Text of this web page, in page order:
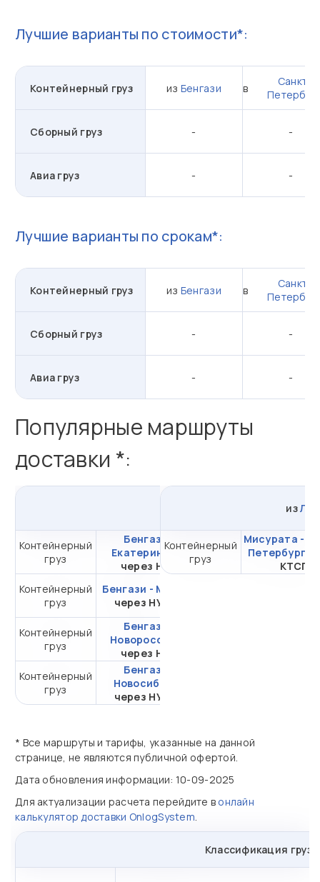
Лучшие варианты по стоимости*:
Контейнерный груз из Бенгази в
Санкт-
Сборный груз - -
Авиа груз - -
Лучшие варианты по срокам*:
Контейнерный груз из Бенгази в
Санкт-
Сборный груз - -
Авиа груз - -
Популярные маршруты
доставки *:
Контейнерный
груз
Бенгази -
Екатеринбург
через НЛЭ
от 616 913,51 ₽ за
20DC
Контейнерный
груз
Бенгази - Москва
через НУТЭП
Контейнерный
груз
Бенгази -
Новороссийск
через НЛЭ
Контейнерный
груз
Бенгази -
Новосибирск
через НУТЭП
из
Контейнерный
груз
Мисурата -
Петербург
КТСП
* Все маршруты и тарифы, указанные на данной
странице, не являются публичной офертой.
Дата обновления информации: 10-09-2025
Для актуализации расчета перейдите в онлайн
калькулятор доставки OnlogSystem.
Классификация